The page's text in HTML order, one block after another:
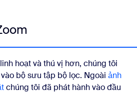
hoạt và thú vị hơn, chúng tôi
bộ sưu tập bộ lọc. Ngoài ảnh
chúng tôi đã phát hành vào đầu